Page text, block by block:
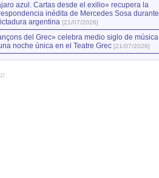
azul. Cartas desde el exilio» recupera la
inédita de Mercedes Sosa durante
argentina [21/07/2026]
del Grec» celebra medio siglo de música
noche única en el Teatre Grec [21/07/2026]